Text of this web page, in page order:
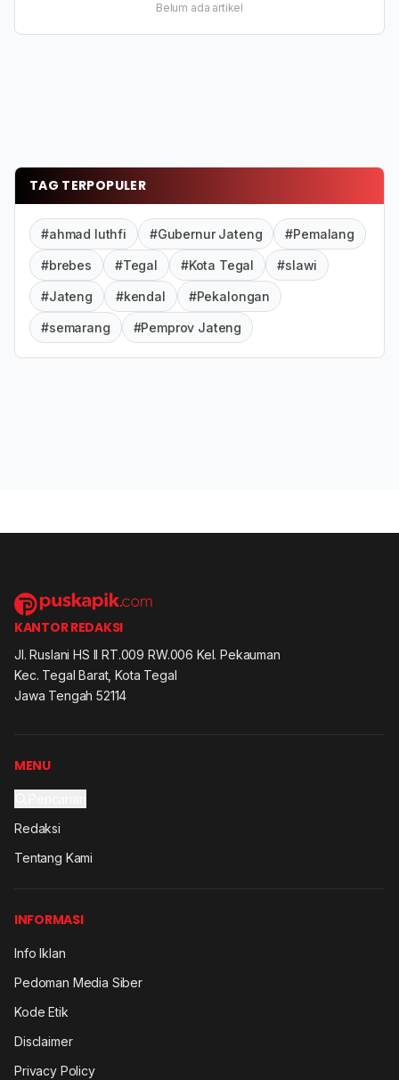
Belum ada artikel
TAG TERPOPULER
#ahmad luthfi #Gubernur Jateng #Pemalang
#brebes #Tegal #Kota Tegal #slawi
#Jateng #kendal #Pekalongan
#semarang #Pemprov Jateng
KANTOR REDAKSI
Jl. Ruslani HS II RT.009 RW.006 Kel. Pekauman
Kec. Tegal Barat, Kota Tegal
Jawa Tengah 52114
MENU
Redaksi
Tentang Kami
INFORMASI
Info Iklan
Pedoman Media Siber
Kode Etik
Disclaimer
Privacy Policy